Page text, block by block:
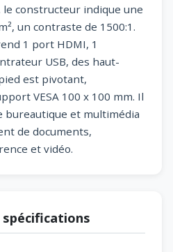
le constructeur indique une
un contraste de 1500:1.
1 port HDMI, 1
USB, des haut-
est pivotant,
VESA 100 x 100 mm. Il
bureautique et multimédia
de documents,
et vidéo.